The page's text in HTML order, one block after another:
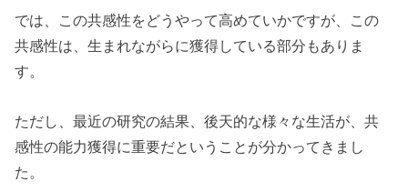
では、この共感性をどうやって高めていかですが、この
共感性は、生まれながらに獲得している部分もありま
す。
ただし、最近の研究の結果、後天的な様々な生活が、共
感性の能力獲得に重要だということが分かってきまし
た。